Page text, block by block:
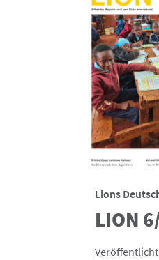
Lions
LION
Veröffentlicht